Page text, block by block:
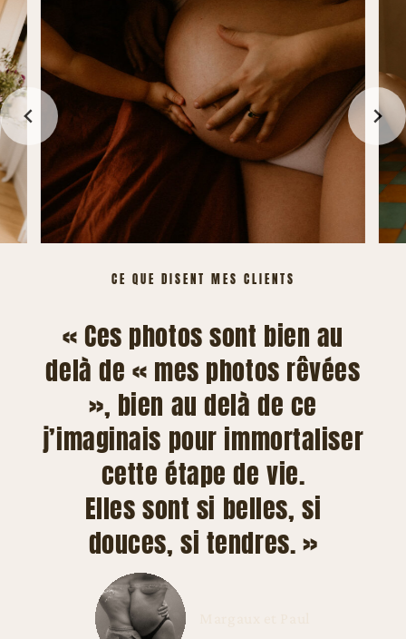
CE QUE DISENT MES CLIENTS
« Ces photos sont bien au
delà de « mes photos rêvées
», bien au delà de ce
j’imaginais pour immortaliser
cette étape de vie.
Elles sont si belles, si
douces, si tendres. »